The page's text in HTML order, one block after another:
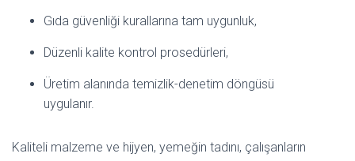
Gıda güvenliği kurallarına tam uygunluk,
Düzenli kalite kontrol prosedürleri,
Üretim alanında temizlik-denetim döngüsü
uygulanır.
Kaliteli malzeme ve hijyen, yemeğin tadını, çalışanların